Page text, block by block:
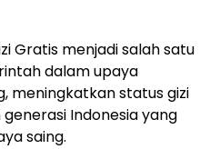
Gratis menjadi salah satu
dalam upaya
meningkatkan status gizi
Indonesia yang
saing.